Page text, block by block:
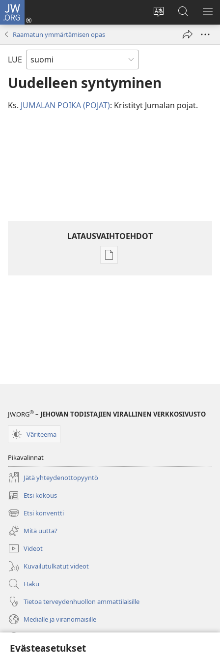
Evästeasetukset
JW.ORG
Vaihda
sivuston
Kirjaudu
(avaa
Hae
JW.ORG-
sivustolta
Raamatun ymmärtämisen opas
LUE
Uudelleen syntyminen
Ks. JUMALAN POIKA (POJAT): Kristityt Jumalan pojat.
LATAUSVAIHTOEHDOT
Julkaisujen
JW.ORG® – JEHOVAN TODISTAJIEN VIRALLINEN VERKKOSIVUSTO
Väriteema
Pikavalinnat
Jätä yhteydenottopyyntö
Etsi kokous
(avaa
uuden
ikkunan)
Etsi konventti
(avaa
uuden
ikkunan)
Mitä uutta?
Videot
Kuvailutulkatut videot
Haku
Tietoa terveydenhuollon ammattilaisille
Medialle ja viranomaisille